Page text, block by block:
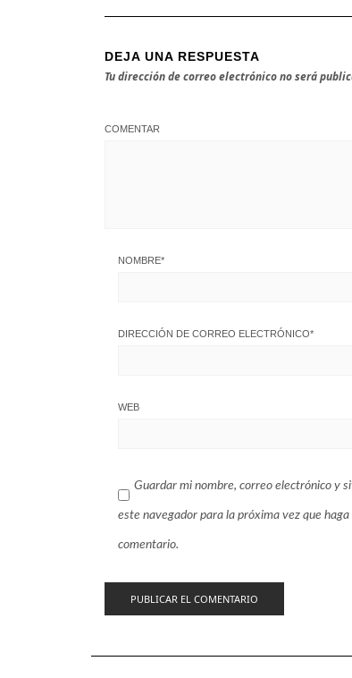
DEJA UNA RESPUESTA
Tu dirección de correo electrónico no será
COMENTAR
NOMBRE*
DIRECCIÓN DE CORREO ELECTRÓNICO*
WEB
Guardar mi nombre, correo electrónico y
este navegador para la próxima vez que haga
comentario.